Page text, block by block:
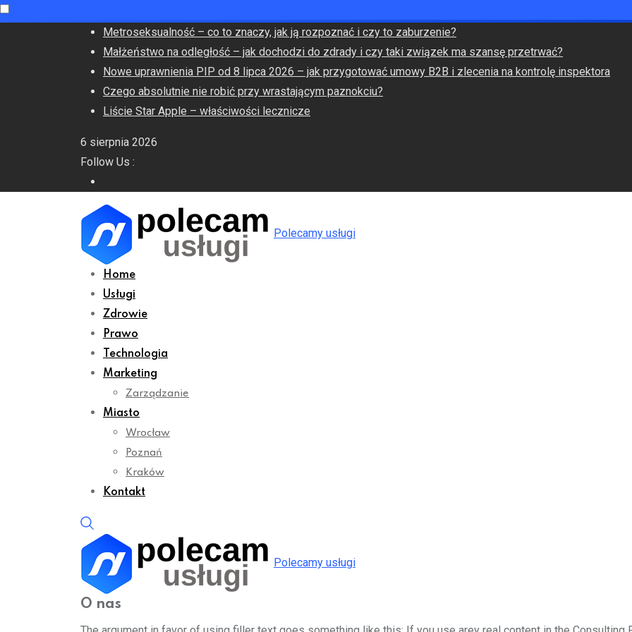
Metroseksualność – co to znaczy, jak ją rozpoznać i czy to zaburzenie?
Małżeństwo na odległość – jak dochodzi do zdrady i czy taki związek ma szansę przetrwać?
Nowe uprawnienia PIP od 8 lipca 2026 – jak przygotować umowy B2B i zlecenia na kontrolę inspektora
Czego absolutnie nie robić przy wrastającym paznokciu?
Liście Star Apple – właściwości lecznicze
6 sierpnia 2026
Follow Us :
Polecamy usługi
Home
Usługi
Zdrowie
Prawo
Technologia
Marketing
Zarządzanie
Miasto
Wrocław
Poznań
Kraków
Kontakt
Polecamy usługi
O nas